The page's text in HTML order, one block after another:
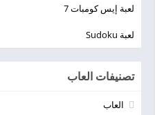
لعبة إيس كومبات 7
لعبة Sudoku
تصنيفات العاب
العاب